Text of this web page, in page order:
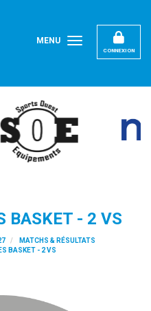
CONNEXION
MENU
BASKET - 2 VS
MATCHS & RÉSULTATS
BASKET - 2 VS